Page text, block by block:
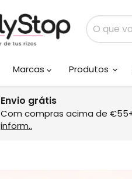
Marcas Produtos
Envio grátis
Com compras acima de
inform..